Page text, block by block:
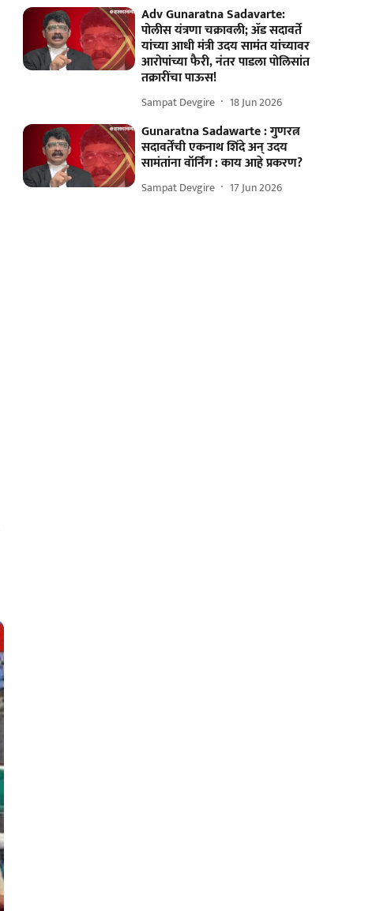
Adv Gunaratna Sadavarte:
पोलीस यंत्रणा चक्रावली; ॲड सदावर्ते
यांच्या आधी मंत्री उदय सामंत यांच्यावर
आरोपांच्या फैरी, नंतर पाडला पोलिसांत
तक्रारींचा पाऊस!
Sampat Devgire 18 Jun 2026
Gunaratna Sadawarte : गुणरत्न
सदावर्तेंची एकनाथ शिंदे अन् उदय
सामंतांना वॉर्निंग : काय आहे प्रकरण?
Sampat Devgire 17 Jun 2026